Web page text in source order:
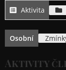
Aktivita
Osobní
Aktivity